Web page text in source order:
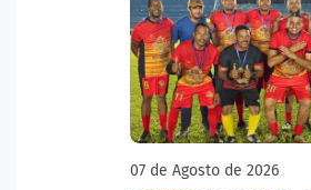
07 de Agosto de 2026